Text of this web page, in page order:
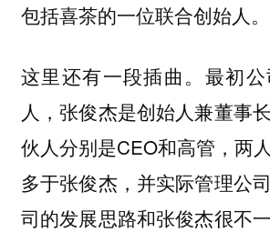
包括喜茶的一位联合创始人。
这里还有一段插曲。最初
人，张俊杰是创始人兼董事
伙人分别是CEO和高管，两
多于张俊杰，并实际管理公
司的发展思路和张俊杰很不